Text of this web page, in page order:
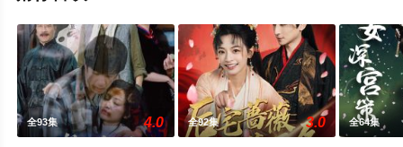
全93集 4.0 全92集 3.0 全64集